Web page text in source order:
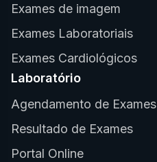
Exames de imagem
Exames Laboratoriais
Exames Cardiológicos
Laboratório
Agendamento de Exames
Resultado de Exames
Portal Online